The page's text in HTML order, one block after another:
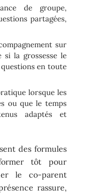
de groupe,
partagées,
sur
si la grossesse le
en toute
lorsque les
ou que le temps
adaptés et
des formules
tôt pour
le co-parent
rassure,